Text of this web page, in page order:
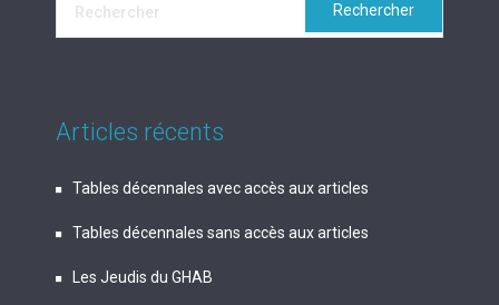
Articles récents
Tables décennales avec accès aux articles
Tables décennales sans accès aux articles
Les Jeudis du GHAB